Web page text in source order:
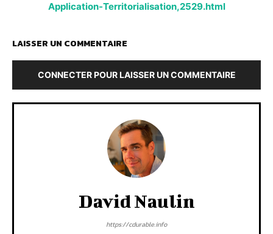
Application-Territorialisation,2529.html
LAISSER UN COMMENTAIRE
CONNECTER POUR LAISSER UN COMMENTAIRE
David Naulin
https://cdurable.info